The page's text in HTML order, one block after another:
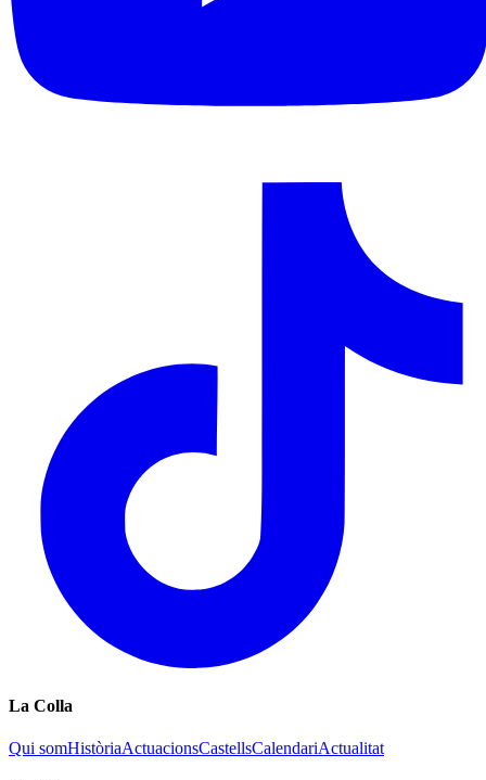
La Colla
Qui somHistòriaActuacionsCastellsCalendariActualitat